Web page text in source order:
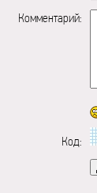
Комментарий:
Код: